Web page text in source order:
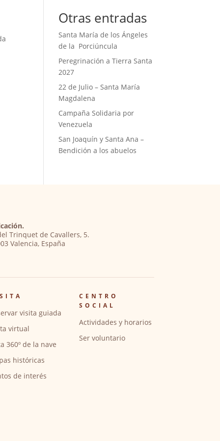
Otras entradas
Santa María de los Ángeles
de la Porciúncula
Peregrinación a Tierra Santa
2027
22 de Julio – Santa María
Magdalena
Campaña Solidaria por
Venezuela
San Joaquín y Santa Ana –
Bendición a los abuelos
Trinquet de Cavallers, 5.
Valencia, España
visita guiada
virtual
360º de la nave
históricas
de interés
CENTRO
SOCIAL
Actividades y horarios
Ser voluntario